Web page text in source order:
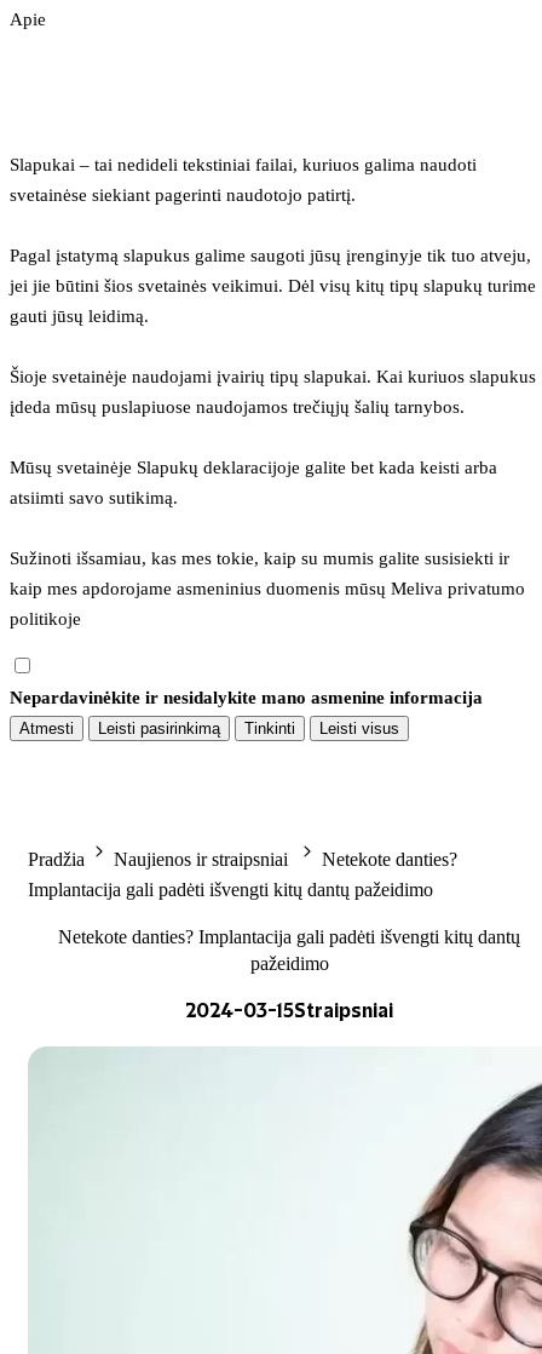
Apie
Slapukai – tai nedideli tekstiniai failai, kuriuos galima naudoti
svetainėse siekiant pagerinti naudotojo patirtį.
Pagal įstatymą slapukus galime saugoti jūsų įrenginyje tik tuo atveju,
jei jie būtini šios svetainės veikimui. Dėl visų kitų tipų slapukų turime
gauti jūsų leidimą.
Šioje svetainėje naudojami įvairių tipų slapukai. Kai kuriuos slapukus
įdeda mūsų puslapiuose naudojamos trečiųjų šalių tarnybos.
Mūsų svetainėje Slapukų deklaracijoje galite bet kada keisti arba
atsiimti savo sutikimą.
Sužinoti išsamiau, kas mes tokie, kaip su mumis galite susisiekti ir
kaip mes apdorojame asmeninius duomenis mūsų Meliva privatumo
politikoje
Nepardavinėkite ir nesidalykite mano asmenine informacija
Atmesti Leisti pasirinkimą Tinkinti Leisti visus
Pradžia Naujienos ir straipsniai
Netekote danties?
Implantacija gali padėti išvengti kitų dantų pažeidimo
Netekote danties? Implantacija gali padėti išvengti kitų dantų
pažeidimo
2024-03-15Straipsniai